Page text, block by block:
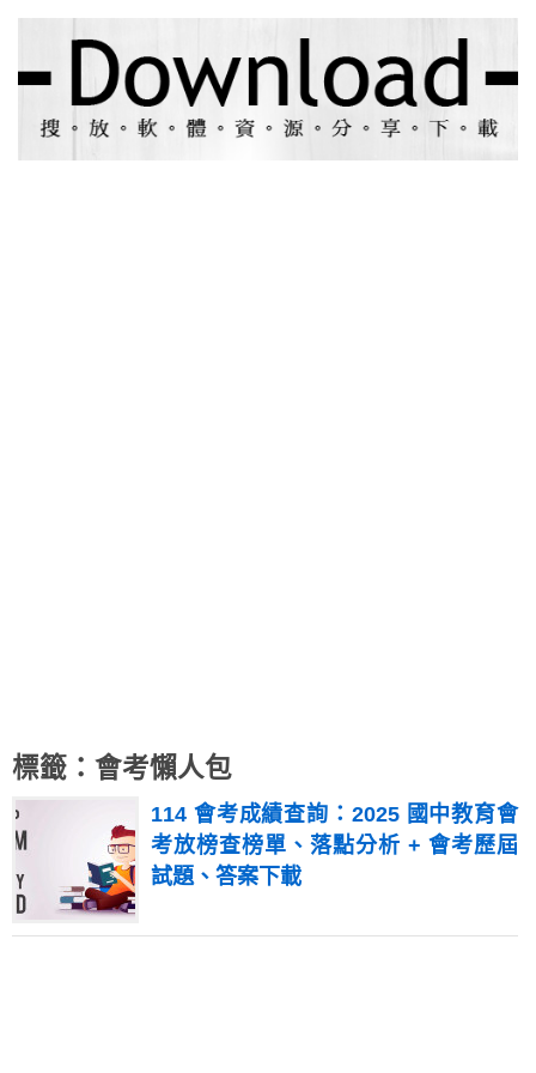
標籤：會考懶人包
114 會考成績查詢：2025 國中教育會
考放榜查榜單、落點分析 + 會考歷屆
試題、答案下載